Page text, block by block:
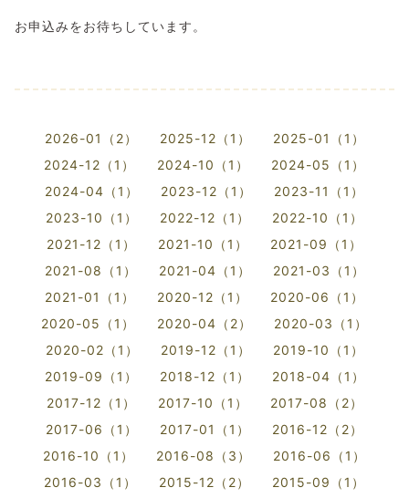
お申込みをお待ちしています。
2026-01（2） 2025-12（1）
2025-01（1）
2024-12（1）
2024-10（1）
2024-05（1）
2024-04（1）
2023-12（1）
2023-11（1）
2023-10（1）
2022-12（1）
2022-10（1）
2021-12（1）
2021-10（1）
2021-09（1）
2021-08（1）
2021-04（1）
2021-03（1）
2021-01（1）
2020-12（1）
2020-06（1）
2020-05（1）
2020-04（2）
2020-03（1）
2020-02（1）
2019-12（1）
2019-10（1）
2019-09（1）
2018-12（1）
2018-04（1）
2017-12（1）
2017-10（1）
2017-08（2）
2017-06（1）
2017-01（1）
2016-12（2）
2016-10（1）
2016-08（3）
2016-06（1）
2016-03（1）
2015-12（2）
2015-09（1）